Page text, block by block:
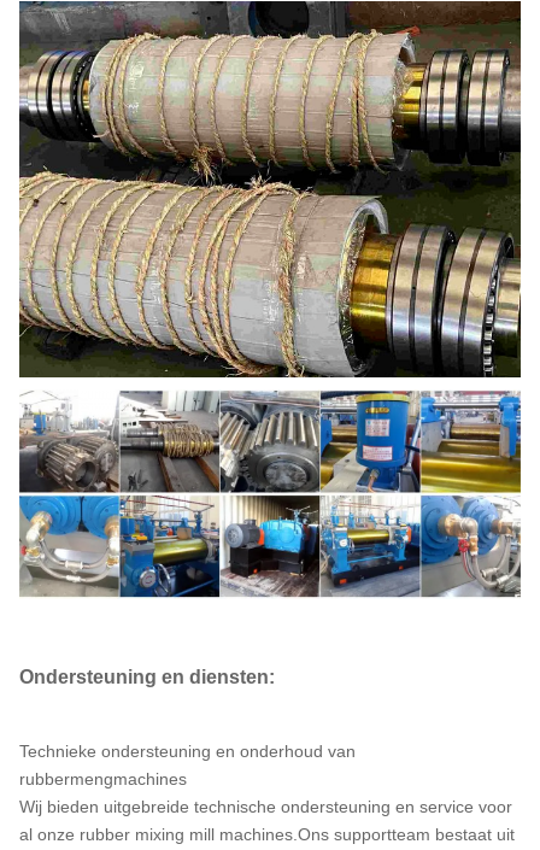
Ondersteuning en diensten:
Technieke ondersteuning en onderhoud van
rubbermengmachines
Wij bieden uitgebreide technische ondersteuning en service voor
al onze rubber mixing mill machines.Ons supportteam bestaat uit